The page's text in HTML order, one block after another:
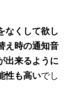
なくして欲し
え時の通知音
出来るように
性も高いでし